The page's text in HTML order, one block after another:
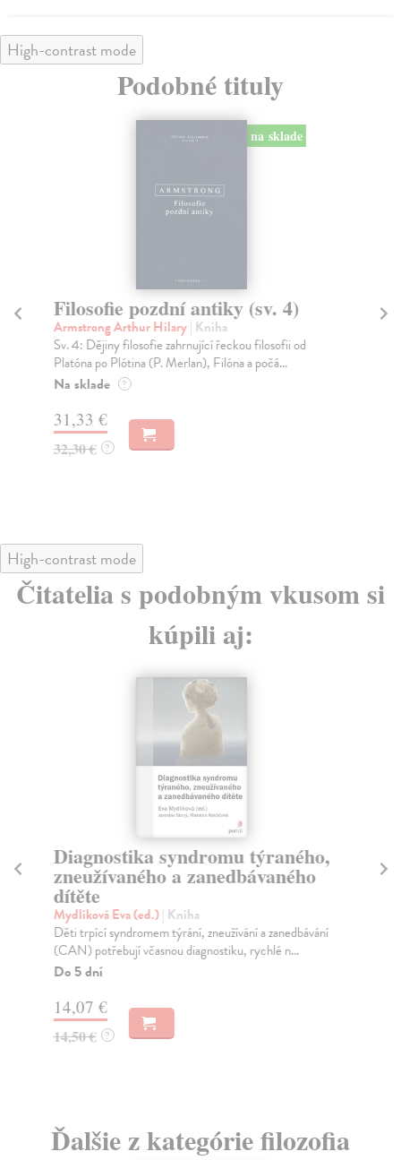
High-contrast mode
Podobné tituly
na sklade
Filosofie pozdní antiky (sv. 4)
Armstrong Arthur Hilary| Kniha
Sv. 4: Dějiny filosofie zahrnující řeckou filosofii od
Platóna po Plótina (P. Merlan), Filóna a počá...
Na sklade ?
31,33 €
32,30 € ?
High-contrast mode
Čitatelia s podobným vkusom si
kúpili aj:
Diagnostika syndromu týraného,
zneužívaného a zanedbávaného
dítěte
Mydlíková Eva (ed.)| Kniha
Děti trpící syndromem týrání, zneužívání a zanedbávání
(CAN) potřebují včasnou diagnostiku, rychlé n...
Do 5 dní
14,07 €
14,50 € ?
Ďalšie z kategórie filozofia